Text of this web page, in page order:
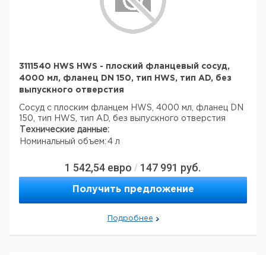
3111540 HWS HWS - плоский фланцевый сосуд,
4000 мл, фланец DN 150, тип HWS, тип AD, без
выпускного отверстия
Сосуд с плоским фланцем HWS, 4000 мл, фланец DN
150, тип HWS, тип AD, без выпускного отверстия
Технические данные:
Номинальный объем: 4 л
1 542,54 евро / 147 991 руб.
Получить предложение
Подробнее